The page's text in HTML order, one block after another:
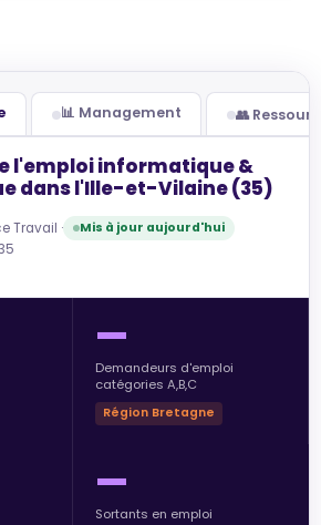
📊 Management 👥
l'emploi informatique &
dans l'Ille-et-Vilaine (35)
Travail · Mis à jour aujourd'hui
—
Demandeurs d'emploi
catégories A,B,C
Région Bretagne
—
Sortants en emploi